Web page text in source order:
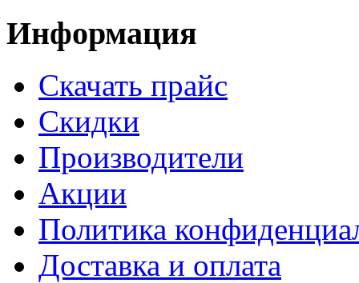
Информация
Cкачать прайс
Скидки
Производители
Акции
Политика
Доставка и оплата